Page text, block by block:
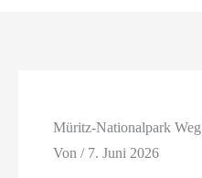
Müritz-Nationalpark Weg
Von/ 7. Juni 2026